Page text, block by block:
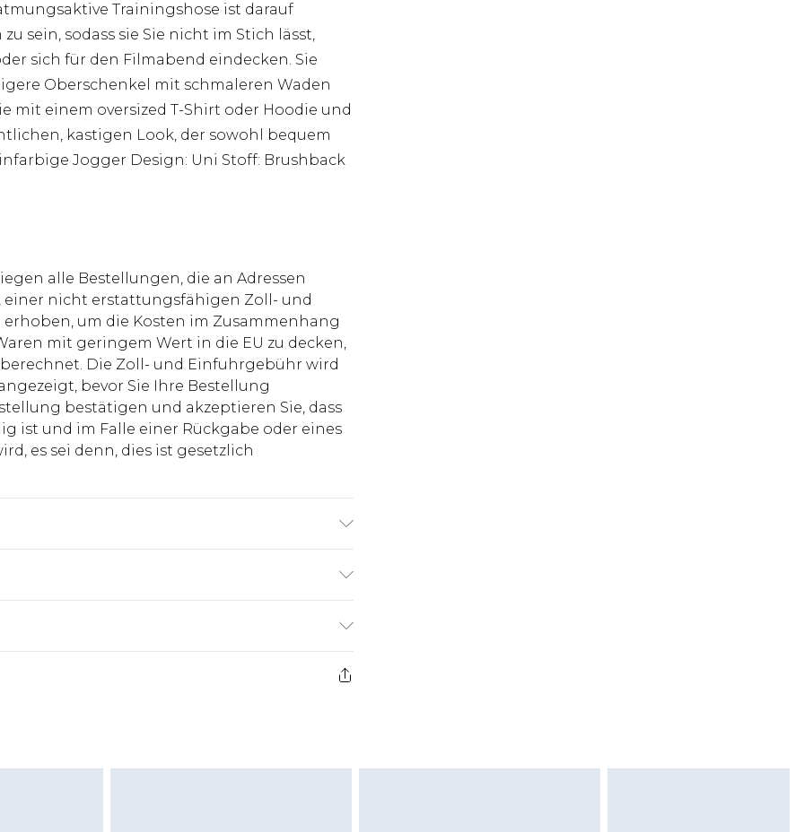
Trainingshose ist darauf
sein, sodass sie Sie nicht im Stich lässt,
sich für den Filmabend eindecken. Sie
Oberschenkel mit schmaleren Waden
mit einem oversized T-Shirt oder Hoodie und
kastigen Look, der sowohl bequem
Jogger Design: Uni Stoff: Brushback
alle Bestellungen, die an Adressen
nicht erstattungsfähigen Zoll- und
um die Kosten im Zusammenhang
mit geringem Wert in die EU zu decken,
Die Zoll- und Einfuhrgebühr wird
bevor Sie Ihre Bestellung
bestätigen und akzeptieren Sie, dass
ist und im Falle einer Rückgabe oder eines
es sei denn, dies ist gesetzlich
€7.99
€14.99
sowie Bademode oder